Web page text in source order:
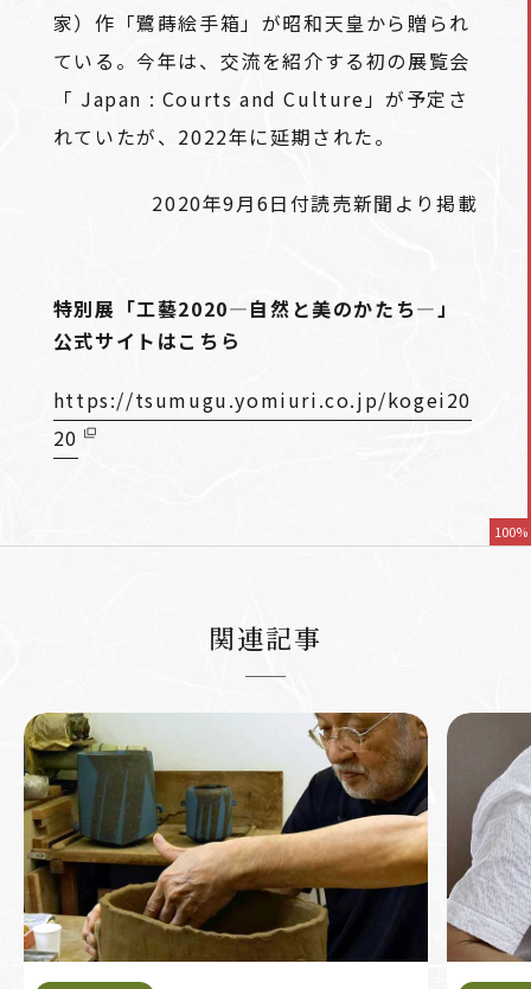
家）作「鷺蒔絵手箱」が昭和天皇から贈られ
ている。今年は、交流を紹介する初の展覧会
「 Japan : Courts and Culture」が予定さ
れていたが、2022年に延期された。
2020年9月6日付読売新聞より掲載
特別展「工藝2020―自然と美のかたち―」
公式サイトはこちら
https://tsumugu.yomiuri.co.jp/kogei20
20
100%
関連記事